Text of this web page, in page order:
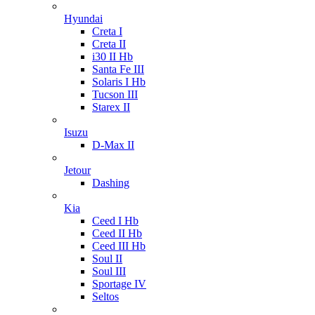
Hyundai
Creta I
Creta II
i30 II Hb
Santa Fe III
Solaris I Hb
Tucson III
Starex II
Isuzu
D-Max II
Jetour
Dashing
Kia
Ceed I Hb
Ceed II Hb
Ceed III Hb
Soul II
Soul III
Sportage IV
Seltos